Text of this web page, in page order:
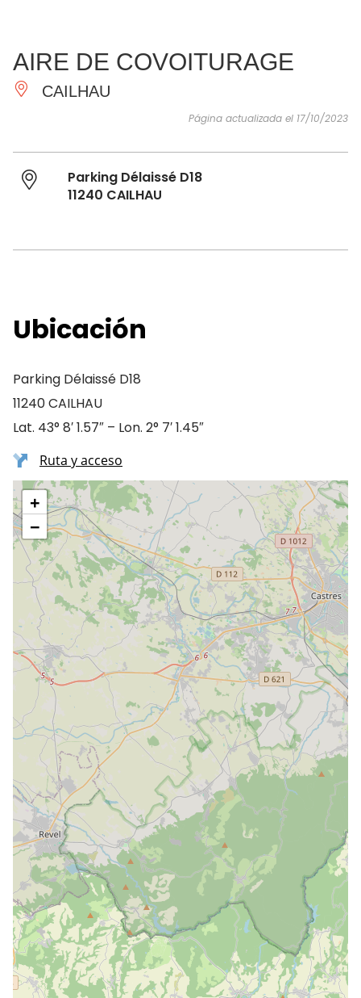
IMPRESCINDIBLES
HACER
INSPIRACIONES
AIRE DE COVOITURAGE
CAILHAU
Página actualizada el 17/10/2023
Parking Délaissé D18
11240 CAILHAU
Ubicación
Parking Délaissé D18
11240 CAILHAU
Lat. 43° 8′ 1.57″ – Lon. 2° 7′ 1.45″
Ruta y acceso
+
−